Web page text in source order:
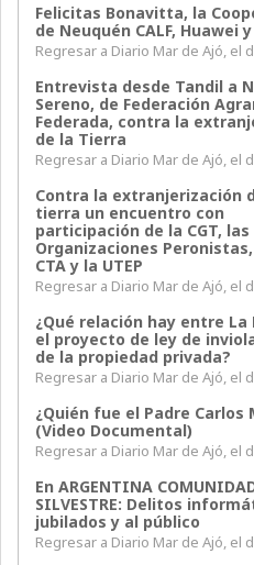
Felicitas Bonavitta, la
de Neuquén CALF, Huawei y
Regresar a Diario Mar de Ajó, el
Entrevista desde Tandil a
Sereno, de Federación
Federada, contra la
de la Tierra
Regresar a Diario Mar de Ajó, el
Contra la extranjerización
tierra un encuentro con
participación de la CGT, las
Organizaciones
CTA y la UTEP
Regresar a Diario Mar de Ajó, el
¿Qué relación hay entre La
el proyecto de ley de
de la propiedad privada?
Regresar a Diario Mar de Ajó, el
¿Quién fue el Padre Carlos
(Video Documental)
Regresar a Diario Mar de Ajó, el
En ARGENTINA
SILVESTRE: Delitos
jubilados y al público
Regresar a Diario Mar de Ajó, el